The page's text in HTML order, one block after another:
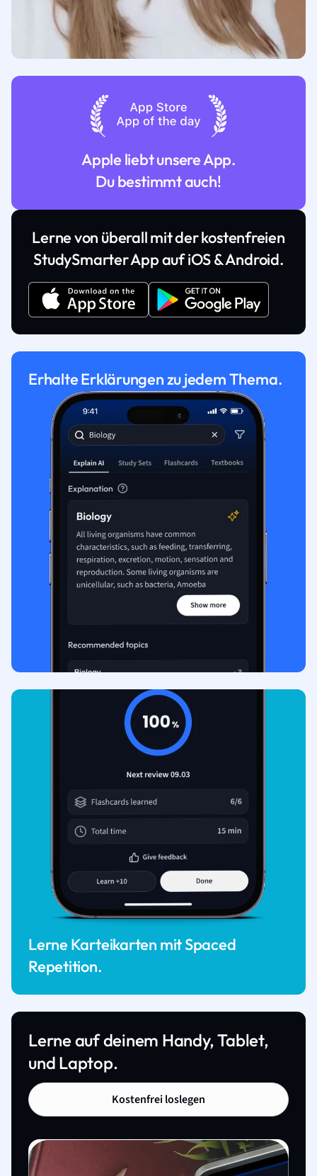
Apple liebt unsere App.
Du bestimmt auch!
Lerne von überall mit der kostenfreien
StudySmarter App auf iOS & Android.
Erhalte Erklärungen zu jedem Thema.
Lerne Karteikarten mit Spaced
Repetition.
Lerne auf deinem Handy, Tablet,
und Laptop.
Kostenfrei loslegen